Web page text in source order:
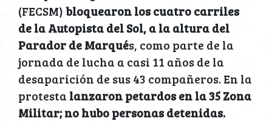
(FECSM)bloquearon los cuatro carriles
de la Autopista del Sol, a la altura del
Parador de Marqués, como parte de la
jornada de lucha a casi 11 años de la
desaparición de sus 43 compañeros. En la
protesta lanzaron petardos en la 35 Zona
Militar; no hubo personas detenidas.